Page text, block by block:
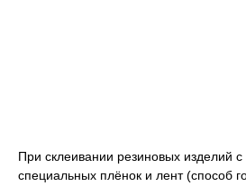
При склеивании резиновых изделий
специальных плёнок и лент (способ